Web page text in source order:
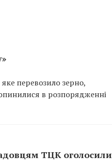
перевозило зерно,
в розпорядженні
ТЦК оголосили